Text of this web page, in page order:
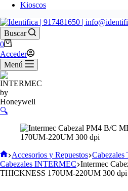
Kioscos
Buscar
Carro
de
compra
0
Acceder
Menú
🔍
Inicio
Accesorios y Repuestos Cabezales
Cabezales INTERMEC Intermec
THICKNESS 170UM-220UM 300 dpi